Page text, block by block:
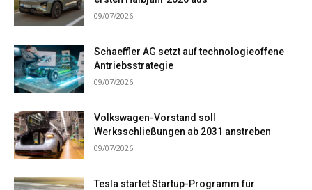
09/07/2026
Schaeffler AG setzt auf technologieoffene
Antriebsstrategie
09/07/2026
Volkswagen-Vorstand soll
Werksschließungen ab 2031 anstreben
09/07/2026
Tesla startet Startup-Programm für